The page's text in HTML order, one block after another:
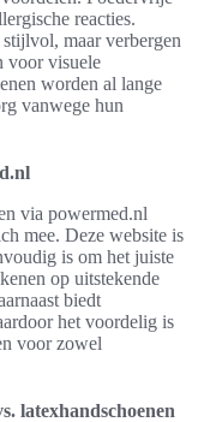
reacties.
maar verbergen
voor visuele
worden al lange
vanwege hun
via powermed.nl
mee. Deze website is
is om het juiste
op uitstekende
biedt
het voordelig is
voor zowel
latexhandschoenen